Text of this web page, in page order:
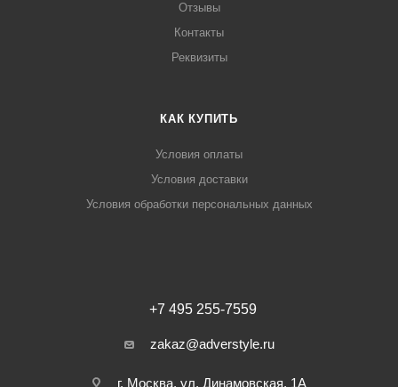
Отзывы
Контакты
Реквизиты
КАК КУПИТЬ
Условия оплаты
Условия доставки
Условия обработки персональных данных
+7 495 255-7559
zakaz@adverstyle.ru
г. Москва, ул. Динамовская, 1А